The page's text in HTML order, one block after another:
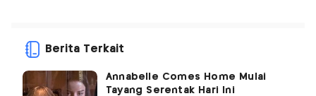
Berita Terkait
Annabelle Comes Home Mulai
Tayang Serentak Hari Ini